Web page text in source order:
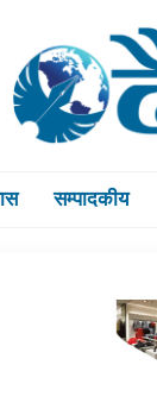
सम्पादकीय